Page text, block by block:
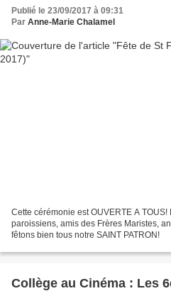
Publié le 23/09/2017 à 09:31
Par Anne-Marie Chalamel
Cette cérémonie est OUVERTE A TOUS!
paroissiens, amis des Frères Maristes,
fêtons bien tous notre SAINT PATRON!
Collège au Cinéma : Les